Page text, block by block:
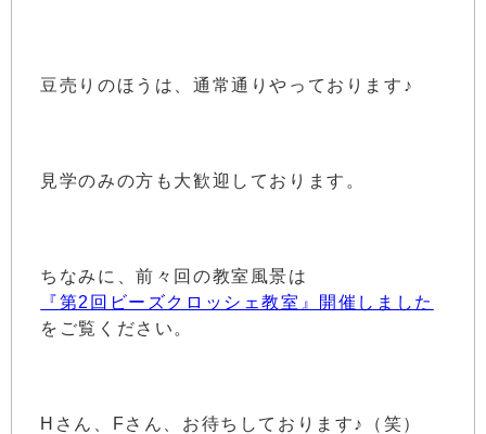
豆売りのほうは、通常通りやっております♪
見学のみの方も大歓迎しております。
ちなみに、前々回の教室風景は
『第2回ビーズクロッシェ教室』開催しました
をご覧ください。
Hさん、Fさん、お待ちしております♪（笑）